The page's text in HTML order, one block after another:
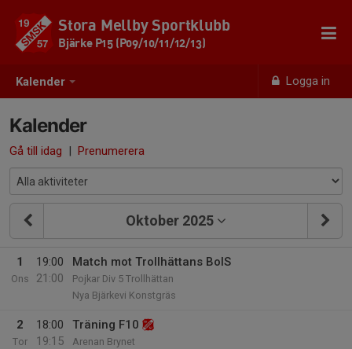
Kalender Logga in
Stora Mellby Sportklubb
Bjärke P15 (P09/10/11/12/13)
Kalender
Gå till idag | Prenumerera
Oktober 2025
1
Ons
19:00
21:00
Match mot Trollhättans BoIS
Pojkar Div 5 Trollhättan
Nya Bjärkevi Konstgräs
2
Tor
18:00
19:15
Träning F10
Arenan Brynet